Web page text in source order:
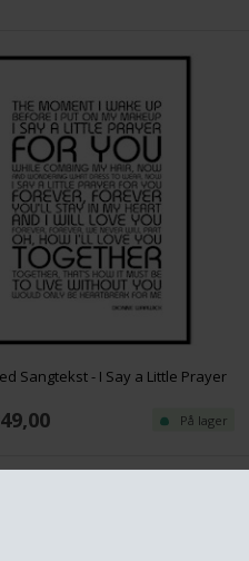
Sangtekst - I Say a Little Prayer
På lager